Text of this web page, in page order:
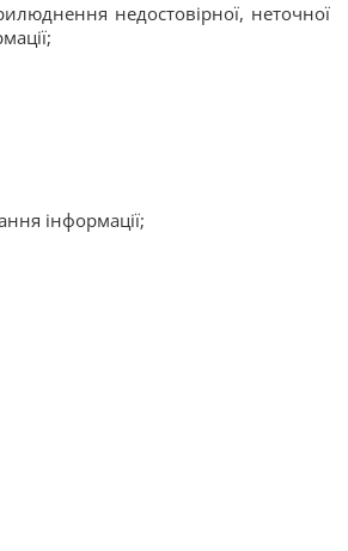
недостовірної, неточної
інформації;